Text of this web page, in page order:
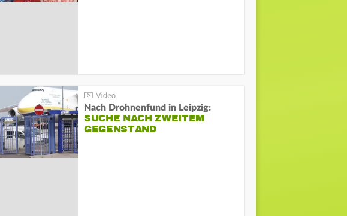
Nach Drohnenfund in Leipzig:
SUCHE NACH ZWEITEM
GEGENSTAND